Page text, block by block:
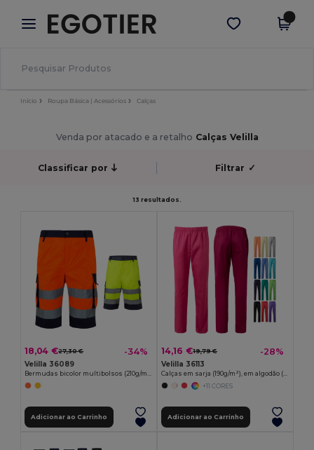
× App Egotier
Melhores preços na app!
Obter app
Início Roupa Básica | Acessórios Calças
Venda por atacado e a retalho Calças Velilla
Classificar por Filtrar ✓
13 resultados.
18,04 €27,30 € -34%
Velilla 36089
Bermudas bicolor multibolsos (210g/m²), em algodão (20%) e poliéster (80%)
Adicionar ao Carrinho
14,16 €19,79 € -28%
Velilla 36113
Calças em sarja (190g/m²), em algodão (35%) e poliéster (65%)
+11 CORES
Adicionar ao Carrinho